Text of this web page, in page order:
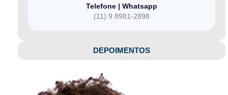
Telefone | Whatsapp
(11) 9 8981-2898
DEPOIMENTOS​